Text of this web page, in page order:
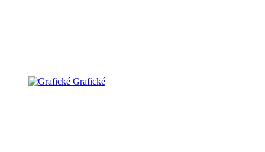
Grafické